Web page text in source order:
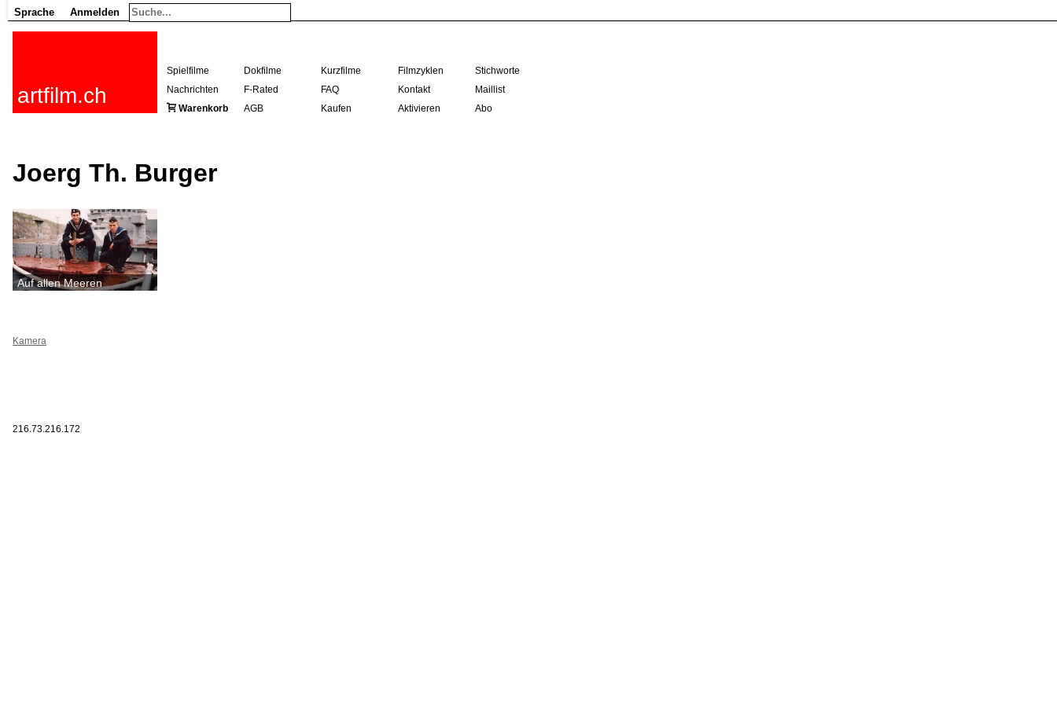
Sprache Anmelden
artfilm.ch
Spielfilme Dokfilme Kurzfilme Filmzyklen
Stichworte
Nachrichten
F-Rated FAQ Kontakt
Maillist
Warenkorb
AGB Kaufen Aktivieren Abo
Joerg Th. Burger
Auf allen Meeren
Kamera
216.73.216.172